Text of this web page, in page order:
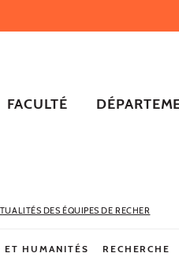
FACULTÉ
DES ÉQUIPES DE RECHER
ET HUMANITÉS RECHERCHE